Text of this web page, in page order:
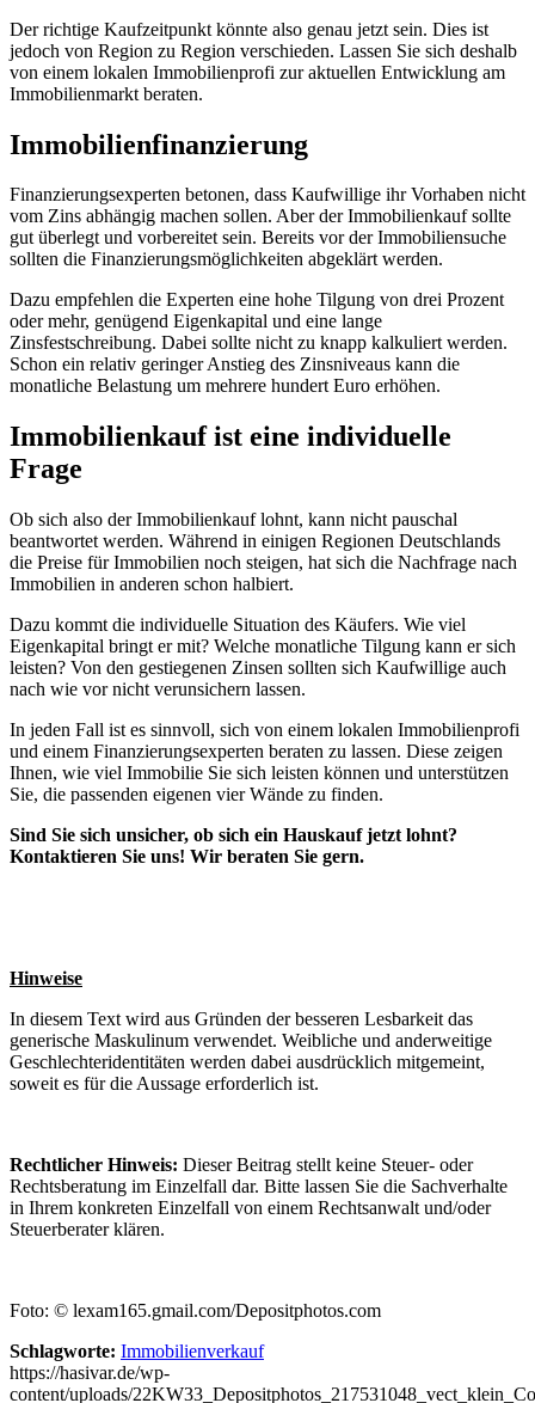
Der richtige Kaufzeitpunkt könnte also genau jetzt sein. Dies ist
jedoch von Region zu Region verschieden. Lassen Sie sich deshalb
von einem lokalen Immobilienprofi zur aktuellen Entwicklung am
Immobilienmarkt beraten.
Immobilienfinanzierung
Finanzierungsexperten betonen, dass Kaufwillige ihr Vorhaben nicht
vom Zins abhängig machen sollen. Aber der Immobilienkauf sollte
gut überlegt und vorbereitet sein. Bereits vor der Immobiliensuche
sollten die Finanzierungsmöglichkeiten abgeklärt werden.
Dazu empfehlen die Experten eine hohe Tilgung von drei Prozent
oder mehr, genügend Eigenkapital und eine lange
Zinsfestschreibung. Dabei sollte nicht zu knapp kalkuliert werden.
Schon ein relativ geringer Anstieg des Zinsniveaus kann die
monatliche Belastung um mehrere hundert Euro erhöhen.
Immobilienkauf ist eine individuelle
Frage
Ob sich also der Immobilienkauf lohnt, kann nicht pauschal
beantwortet werden. Während in einigen Regionen Deutschlands
die Preise für Immobilien noch steigen, hat sich die Nachfrage nach
Immobilien in anderen schon halbiert.
Dazu kommt die individuelle Situation des Käufers. Wie viel
Eigenkapital bringt er mit? Welche monatliche Tilgung kann er sich
leisten? Von den gestiegenen Zinsen sollten sich Kaufwillige auch
nach wie vor nicht verunsichern lassen.
In jeden Fall ist es sinnvoll, sich von einem lokalen Immobilienprofi
und einem Finanzierungsexperten beraten zu lassen. Diese zeigen
Ihnen, wie viel Immobilie Sie sich leisten können und unterstützen
Sie, die passenden eigenen vier Wände zu finden.
Sind Sie sich unsicher, ob sich ein Hauskauf jetzt lohnt?
Kontaktieren Sie uns! Wir beraten Sie gern.
Hinweise
In diesem Text wird aus Gründen der besseren Lesbarkeit das
generische Maskulinum verwendet. Weibliche und anderweitige
Geschlechteridentitäten werden dabei ausdrücklich mitgemeint,
soweit es für die Aussage erforderlich ist.
Rechtlicher Hinweis: Dieser Beitrag stellt keine Steuer- oder
Rechtsberatung im Einzelfall dar. Bitte lassen Sie die Sachverhalte
in Ihrem konkreten Einzelfall von einem Rechtsanwalt und/oder
Steuerberater klären.
Foto: © lexam165.gmail.com/Depositphotos.com
Schlagworte: Immobilienverkauf
https://hasivar.de/wp-
content/uploads/